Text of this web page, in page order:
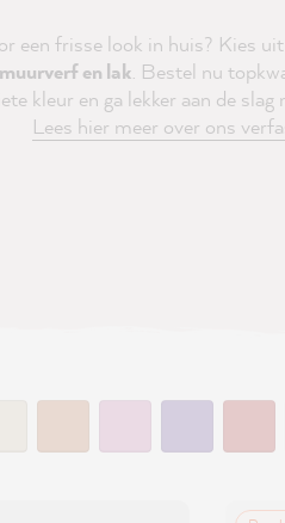
een frisse look in huis? Kies
en lak. Bestel nu
kleur en ga lekker aan de slag
Lees hier meer over ons